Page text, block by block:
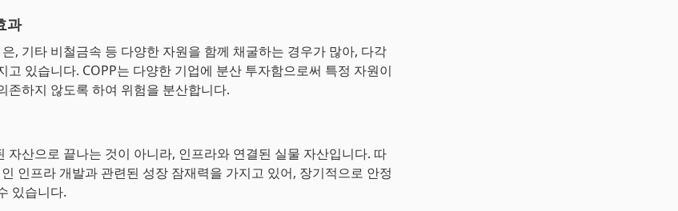
과
, 기타 비철금속 등 다양한 자원을 함께 채굴하는 경우가 많아, 다각
고 있습니다. COPP는 다양한 기업에 분산 투자함으로써 특정 자원이
존하지 않도록 하여 위험을 분산합니다.
자산으로 끝나는 것이 아니라, 인프라와 연결된 실물 자산입니다. 따
인프라 개발과 관련된 성장 잠재력을 가지고 있어, 장기적으로 안정
있습니다.